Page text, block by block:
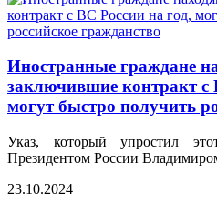
Иностранные граждане
заключившие контракт с
могут быстро получить
Указ, который упростил
Президентом России
23.10.2024